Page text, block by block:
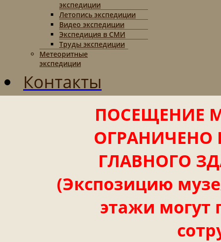
экспедиции
Летопись экспедиции
Видео экспедиции
Экспедиция в СМИ
Труды экспедиции
Метеоритные
экспедиции
Контакты
ПОСЕЩЕНИЕ
ОГРАНИЧЕНО
ГЛАВНОГО
(Экспозицию
этажи могут